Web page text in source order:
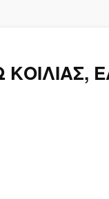
ΚΟΙΛΙΑΣ,